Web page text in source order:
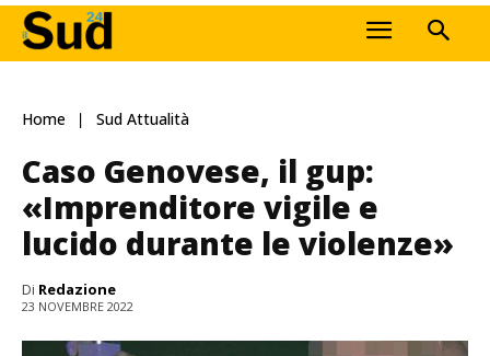
Home Sud Attualità
Caso Genovese, il gup:
«Imprenditore vigile e
lucido durante le violenze»
Di Redazione
23 NOVEMBRE 2022